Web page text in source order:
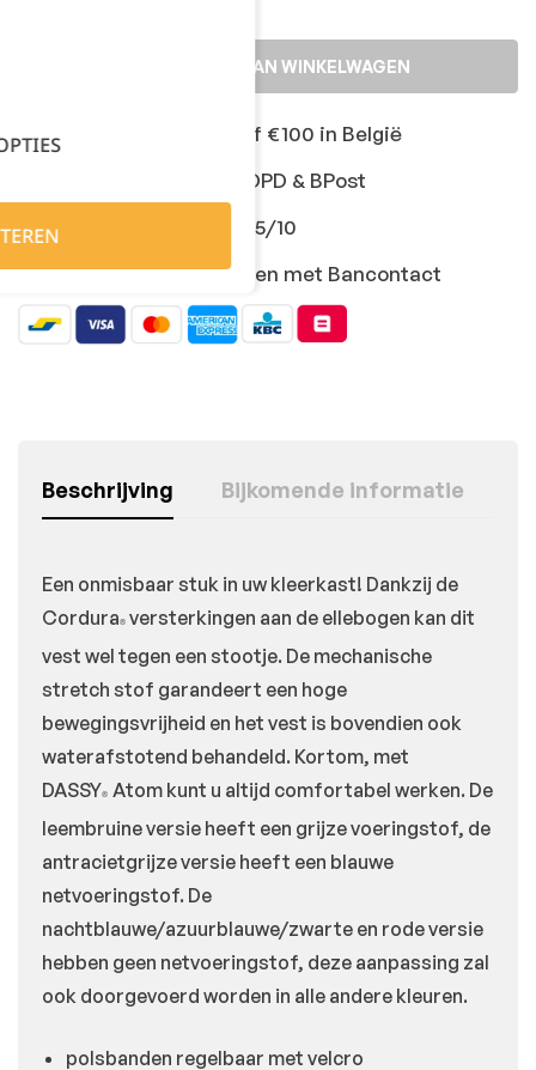
TOEVOEGEN AAN WINKELWAGEN
Gratis levering vanaf €100 in België
Snelle levering met DPD & BPost
Klanten geven ons 9,5/10
Veilig online afrekenen met Bancontact
Beschrijving Bijkomende informatie
Een onmisbaar stuk in uw kleerkast! Dankzij de
Cordura® versterkingen aan de ellebogen kan dit
vest wel tegen een stootje. De mechanische
stretch stof garandeert een hoge
bewegingsvrijheid en het vest is bovendien ook
waterafstotend behandeld. Kortom, met
DASSY® Atom kunt u altijd comfortabel werken. De
leembruine versie heeft een grijze voeringstof, de
antracietgrijze versie heeft een blauwe
netvoeringstof. De
nachtblauwe/azuurblauwe/zwarte en rode versie
hebben geen netvoeringstof, deze aanpassing zal
ook doorgevoerd worden in alle andere kleuren.
polsbanden regelbaar met velcro